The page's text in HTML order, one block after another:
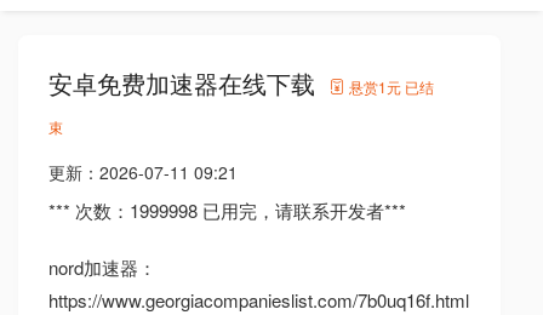
安卓免费加速器在线下载 悬赏1元 已结
束
更新： 2026-07-11 09:21
*** 次数：1999998 已用完，请联系开发者***
nord加速器：
https://www.georgiacompanieslist.com/7b0uq16f.html